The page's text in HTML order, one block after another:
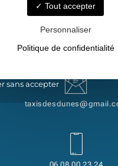
L'EUROPE - ESPACE MABE,
Tout accepter
Personnaliser
Politique de confidentialité
sans accepter